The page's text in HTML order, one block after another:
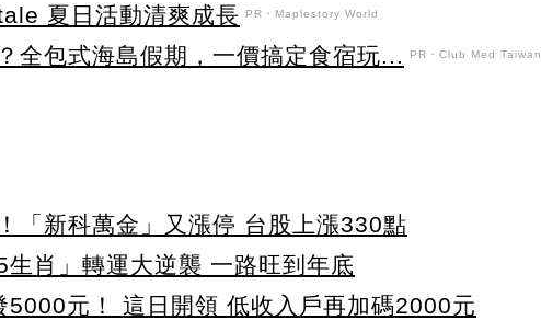
夏日活動清爽成長
PR・Maplestory World
全包式海島假期，一價搞定食宿玩... PR・Club Med Taiwan
「新科萬金」又漲停 台股上漲330點
生肖」轉運大逆襲 一路旺到年底
5000元！ 這日開領 低收入戶再加碼2000元